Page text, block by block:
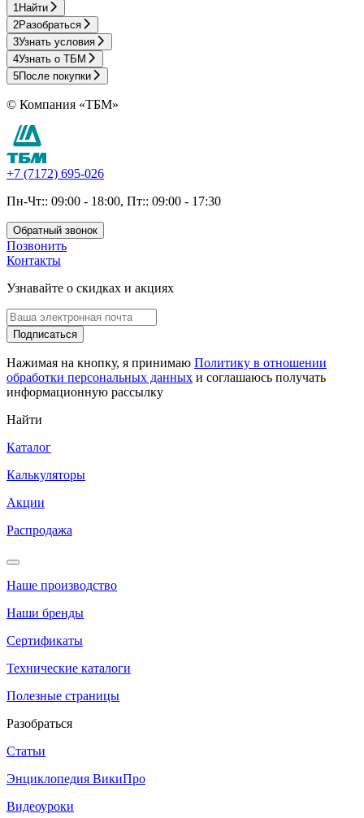
1Найти
2Разобраться
3Узнать условия
4Узнать о ТБМ
5После покупки
© Компания «ТБМ»
+7 (7172) 695-026
Пн-Чт:: 09:00 - 18:00, Пт:: 09:00 - 17:30
Обратный звонок
Позвонить
Контакты
Узнавайте о скидках и акциях
Подписаться
Нажимая на кнопку, я принимаю Политику в отношении
обработки персональных данных и соглашаюсь получать
информационную рассылку
Найти
Каталог
Калькуляторы
Акции
Распродажа
Наше производство
Наши бренды
Сертификаты
Технические каталоги
Полезные страницы
Разобраться
Статьи
Энциклопедия ВикиПро
Видеоуроки